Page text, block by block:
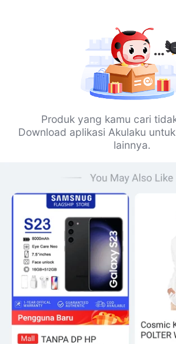
Produk yang kamu cari
Download aplikasi Akulaku
lainnya.